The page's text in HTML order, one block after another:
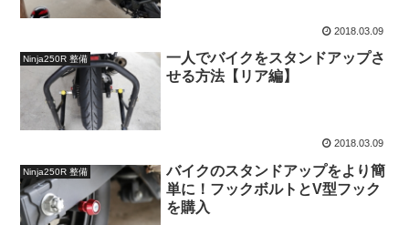
2018.03.09
Ninja250R 整備
一人でバイクをスタンドアップさ
せる方法【リア編】
2018.03.09
Ninja250R 整備
バイクのスタンドアップをより簡
単に！フックボルトとV型フック
を購入